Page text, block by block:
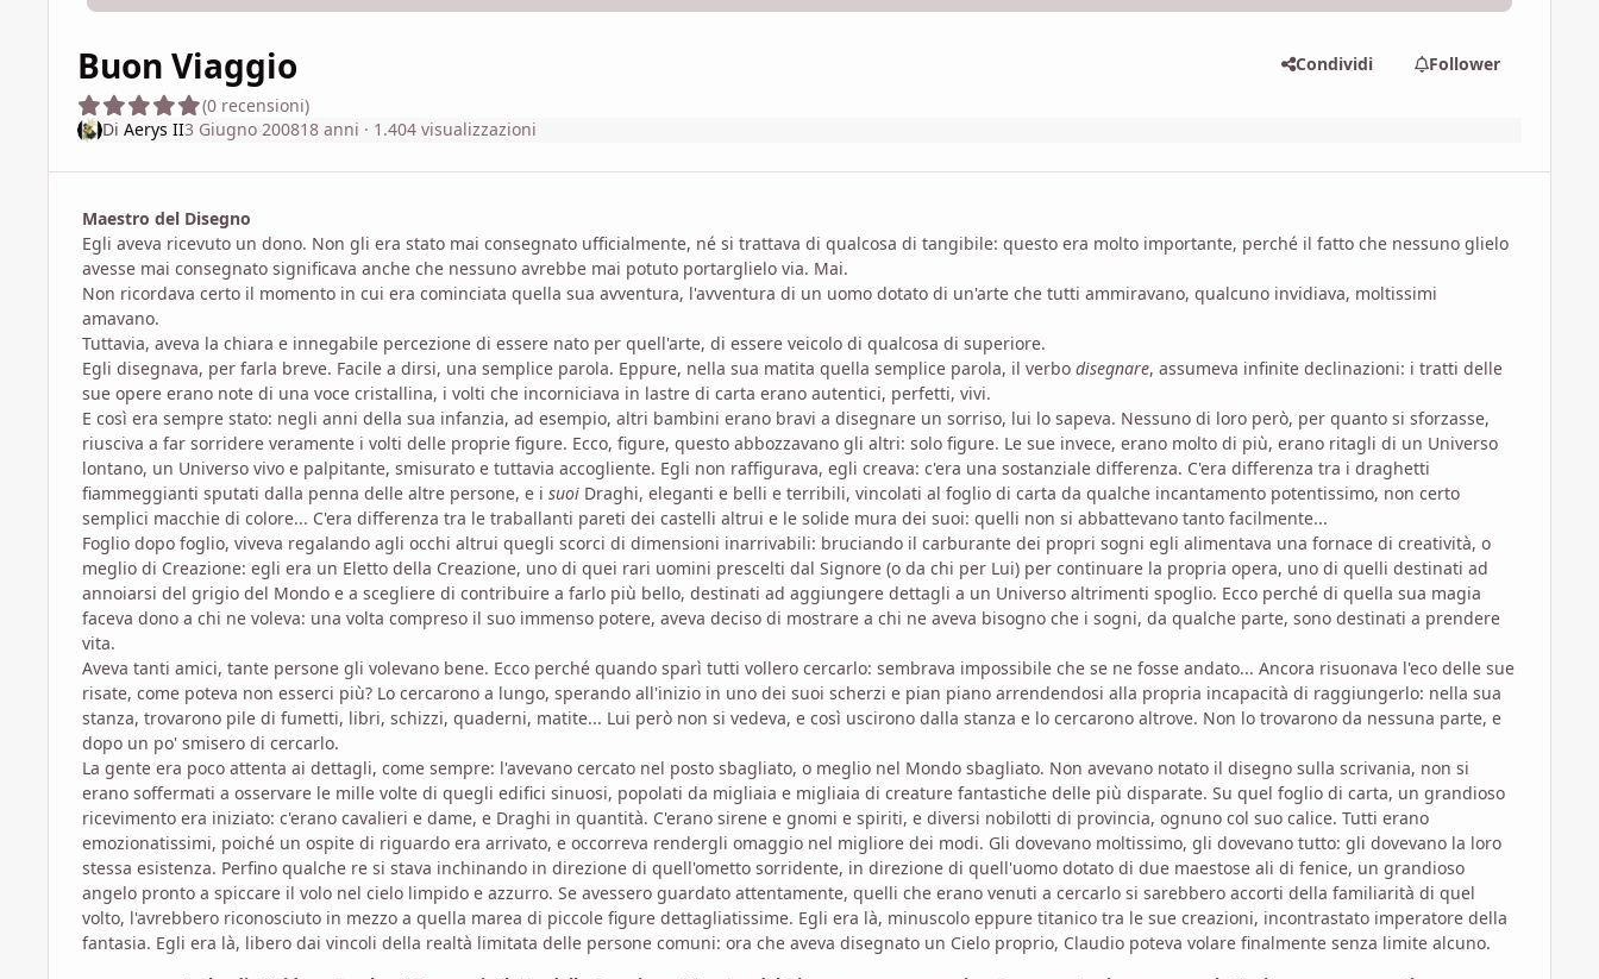
Buon Viaggio
(0 recensioni)
Condividi Follower
Di Aerys II3 Giugno 200818 anni · 1.404 visualizzazioni
Maestro del Disegno
Egli aveva ricevuto un dono. Non gli era stato mai consegnato ufficialmente, né si trattava di qualcosa di tangibile: questo era molto importante, perché il fatto che nessuno glielo
avesse mai consegnato significava anche che nessuno avrebbe mai potuto portarglielo via. Mai.
Non ricordava certo il momento in cui era cominciata quella sua avventura, l'avventura di un uomo dotato di un'arte che tutti ammiravano, qualcuno invidiava, moltissimi
amavano.
Tuttavia, aveva la chiara e innegabile percezione di essere nato per quell'arte, di essere veicolo di qualcosa di superiore.
Egli disegnava, per farla breve. Facile a dirsi, una semplice parola. Eppure, nella sua matita quella semplice parola, il verbo disegnare, assumeva infinite declinazioni: i tratti delle
sue opere erano note di una voce cristallina, i volti che incorniciava in lastre di carta erano autentici, perfetti, vivi.
E così era sempre stato: negli anni della sua infanzia, ad esempio, altri bambini erano bravi a disegnare un sorriso, lui lo sapeva. Nessuno di loro però, per quanto si sforzasse,
riusciva a far sorridere veramente i volti delle proprie figure. Ecco, figure, questo abbozzavano gli altri: solo figure. Le sue invece, erano molto di più, erano ritagli di un Universo
lontano, un Universo vivo e palpitante, smisurato e tuttavia accogliente. Egli non raffigurava, egli creava: c'era una sostanziale differenza. C'era differenza tra i draghetti
fiammeggianti sputati dalla penna delle altre persone, e i suoi Draghi, eleganti e belli e terribili, vincolati al foglio di carta da qualche incantamento potentissimo, non certo
semplici macchie di colore... C'era differenza tra le traballanti pareti dei castelli altrui e le solide mura dei suoi: quelli non si abbattevano tanto facilmente...
Foglio dopo foglio, viveva regalando agli occhi altrui quegli scorci di dimensioni inarrivabili: bruciando il carburante dei propri sogni egli alimentava una fornace di creatività, o
meglio di Creazione: egli era un Eletto della Creazione, uno di quei rari uomini prescelti dal Signore (o da chi per Lui) per continuare la propria opera, uno di quelli destinati ad
annoiarsi del grigio del Mondo e a scegliere di contribuire a farlo più bello, destinati ad aggiungere dettagli a un Universo altrimenti spoglio. Ecco perché di quella sua magia
faceva dono a chi ne voleva: una volta compreso il suo immenso potere, aveva deciso di mostrare a chi ne aveva bisogno che i sogni, da qualche parte, sono destinati a prendere
vita.
Aveva tanti amici, tante persone gli volevano bene. Ecco perché quando sparì tutti vollero cercarlo: sembrava impossibile che se ne fosse andato... Ancora risuonava l'eco delle sue
risate, come poteva non esserci più? Lo cercarono a lungo, sperando all'inizio in uno dei suoi scherzi e pian piano arrendendosi alla propria incapacità di raggiungerlo: nella sua
stanza, trovarono pile di fumetti, libri, schizzi, quaderni, matite... Lui però non si vedeva, e così uscirono dalla stanza e lo cercarono altrove. Non lo trovarono da nessuna parte, e
dopo un po' smisero di cercarlo.
La gente era poco attenta ai dettagli, come sempre: l'avevano cercato nel posto sbagliato, o meglio nel Mondo sbagliato. Non avevano notato il disegno sulla scrivania, non si
erano soffermati a osservare le mille volte di quegli edifici sinuosi, popolati da migliaia e migliaia di creature fantastiche delle più disparate. Su quel foglio di carta, un grandioso
ricevimento era iniziato: c'erano cavalieri e dame, e Draghi in quantità. C'erano sirene e gnomi e spiriti, e diversi nobilotti di provincia, ognuno col suo calice. Tutti erano
emozionatissimi, poiché un ospite di riguardo era arrivato, e occorreva rendergli omaggio nel migliore dei modi. Gli dovevano moltissimo, gli dovevano tutto: gli dovevano la loro
stessa esistenza. Perfino qualche re si stava inchinando in direzione di quell'ometto sorridente, in direzione di quell'uomo dotato di due maestose ali di fenice, un grandioso
angelo pronto a spiccare il volo nel cielo limpido e azzurro. Se avessero guardato attentamente, quelli che erano venuti a cercarlo si sarebbero accorti della familiarità di quel
volto, l'avrebbero riconosciuto in mezzo a quella marea di piccole figure dettagliatissime. Egli era là, minuscolo eppure titanico tra le sue creazioni, incontrastato imperatore della
fantasia. Egli era là, libero dai vincoli della realtà limitata delle persone comuni: ora che aveva disegnato un Cielo proprio, Claudio poteva volare finalmente senza limite alcuno.